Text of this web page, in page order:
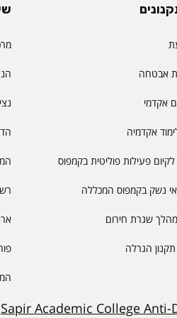
אבטחה
אקדמי
אקדמיה
פעילות פוליטית בקמפוס
נשק בקמפוס המכללה
שגרת חירום
הגרלה
Sapir Academic College